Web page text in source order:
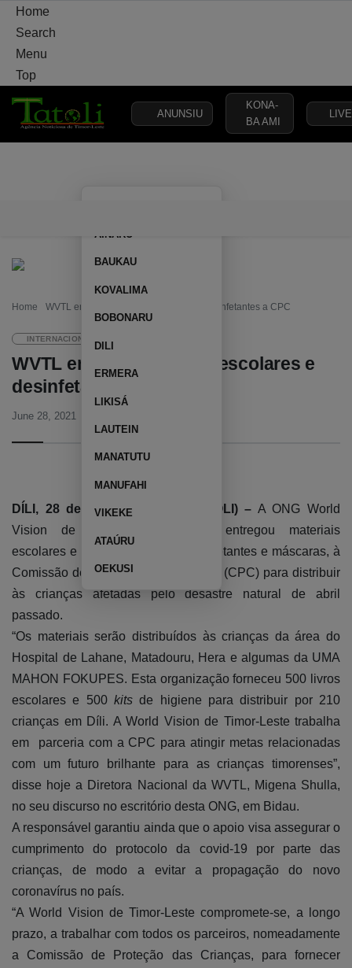
Home
Search
Menu
Top
ANUNSIU
KONA-
BA AMI
LIVE
AINARU
BAUKAU
KOVALIMA
BOBONARU
DILI
ERMERA
LIKISÁ
LAUTEIN
MANATUTU
MANUFAHI
VIKEKE
ATAÚRU
OEKUSI
Home WVTL entrega materiais escolares e desinfetantes a CPC
INTERNACIONAL
WVTL entrega materiais escolares e
desinfetantes a CPC
June 28, 2021
DÍLI, 28 de junho de 2021 (TATOLI) – A ONG World
Vision de Timor-Leste (WVTL) entregou materiais
escolares e de higiene, como desinfetantes e máscaras, à
Comissão de Proteção das Crianças (CPC) para distribuir
às crianças afetadas pelo desastre natural de abril
passado.
“Os materiais serão distribuídos às crianças da área do
Hospital de Lahane, Matadouru, Hera e algumas da UMA
MAHON FOKUPES. Esta organização forneceu 500 livros
escolares e 500 kits de higiene para distribuir por 210
crianças em Díli. A World Vision de Timor-Leste trabalha
em parceria com a CPC para atingir metas relacionadas
com um futuro brilhante para as crianças timorenses”,
disse hoje a Diretora Nacional da WVTL, Migena Shulla,
no seu discurso no escritório desta ONG, em Bidau.
A responsável garantiu ainda que o apoio visa assegurar o
cumprimento do protocolo da covid-19 por parte das
crianças, de modo a evitar a propagação do novo
coronavírus no país.
“A World Vision de Timor-Leste compromete-se, a longo
prazo, a trabalhar com todos os parceiros, nomeadamente
a Comissão de Proteção das Crianças, para fornecer